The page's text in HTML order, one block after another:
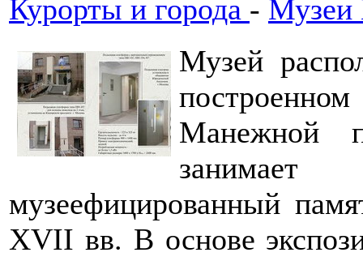
Курорты и города -
Музей
Манежной
музеефицированный
XVII вв. В основе